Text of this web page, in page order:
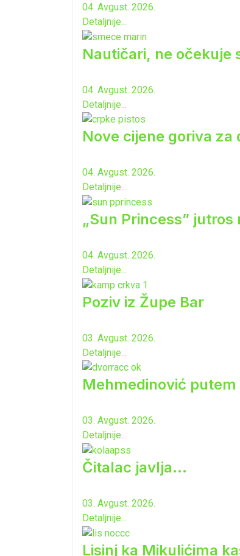
04. Avgust. 2026.
Detaljnije...
Nautičari, ne očekuje
04. Avgust. 2026.
Detaljnije...
Nove cijene goriva za
04. Avgust. 2026.
Detaljnije...
„Sun Princess”
04. Avgust. 2026.
Detaljnije...
Poziv iz Župe Bar
03. Avgust. 2026.
Detaljnije...
Mehmedinović
03. Avgust. 2026.
Detaljnije...
Čitalac javlja...
03. Avgust. 2026.
Detaljnije...
Lisinj ka Mikulićima